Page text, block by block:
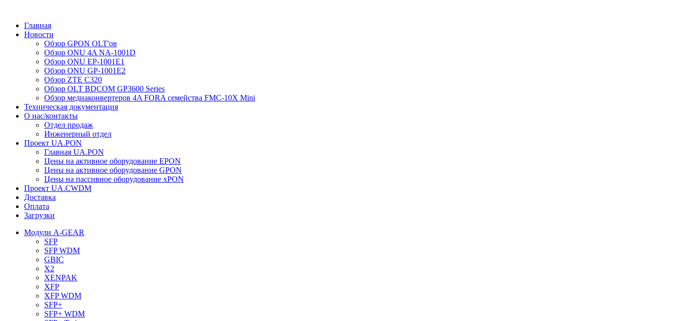
Главная
Новости
Обзор GPON OLT'ов
Обзор ONU 4A NA-1001D
Обзор ONU EP-1001E1
Обзор ONU GP-1001E2
Обзор ZTE C320
Обзор OLT BDCOM GP3600 Series
Обзор медиаконвертеров 4A FORA семейства FMC-10X Mini
Техническая документация
О нас/контакты
Отдел продаж
Инженерный отдел
Проект UA.PON
Главная UA.PON
Цены на активное оборудование EPON
Цены на активное оборудование GPON
Цены на пассивное оборудование xPON
Проект UA.CWDM
Доставка
Оплата
Загрузки
Модули A-GEAR
SFP
SFP WDM
GBIC
X2
XENPAK
XFP
XFP WDM
SFP+
SFP+ WDM